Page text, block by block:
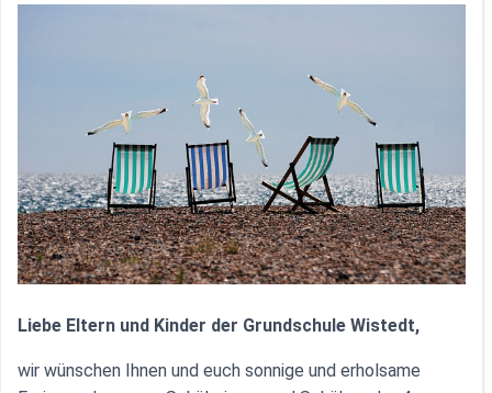
Liebe Eltern und Kinder der Grundschule Wistedt,
wir wünschen Ihnen und euch sonnige und erholsame